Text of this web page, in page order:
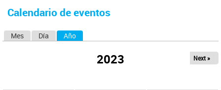
usted
Calendario de eventos
Mes Día Año
2023 Next »